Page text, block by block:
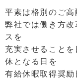
平素は格別のご高
弊社では働き方
スを
充実させること
休となる日を
有給休暇取得奨励